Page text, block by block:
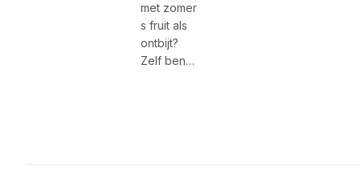
met zomer
s fruit als
ontbijt?
Zelf ben…